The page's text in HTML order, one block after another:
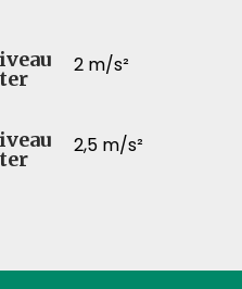
2 m/s²
2,5 m/s²